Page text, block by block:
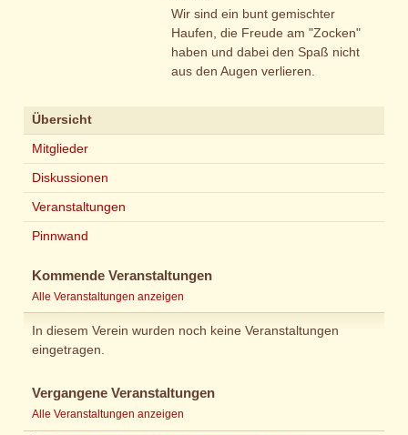
Wir sind ein bunt gemischter
Haufen, die Freude am "Zocken"
haben und dabei den Spaß nicht
aus den Augen verlieren.
Übersicht
Mitglieder
Diskussionen
Veranstaltungen
Pinnwand
Kommende Veranstaltungen
Alle Veranstaltungen anzeigen
In diesem Verein wurden noch keine Veranstaltungen
eingetragen.
Vergangene Veranstaltungen
Alle Veranstaltungen anzeigen